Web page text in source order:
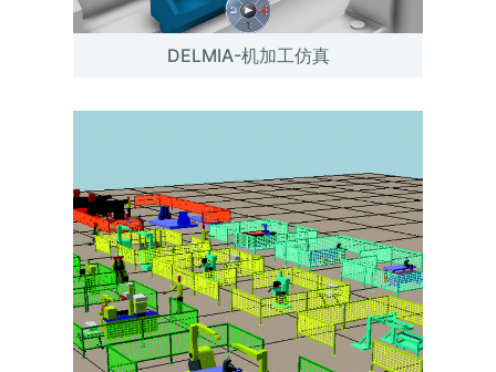
DELMIA-机加工仿真